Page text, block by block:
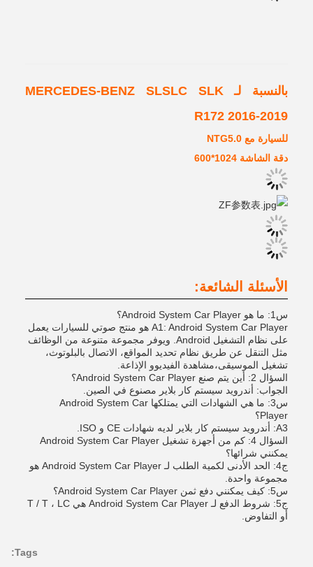
بالنسبة لـ MERCEDES-BENZ SLSLC SLK
R172 2016-2019
للسيارة مع NTG5.0
دقة الشاشة 1024*600
الأسئلة الشائعة:
س1: ما هو Android System Car Player؟
A1: Android System Car Player هو منتج صوتي للسيارات يعمل
على نظام التشغيل Android. ويوفر مجموعة متنوعة من الوظائف
مثل التنقل عن طريق نظام تحديد المواقع، الاتصال بالبلوتوث،
تشغيل الموسيقى،مشاهدة الفيديوو الإذاعة.
السؤال 2: أين يتم صنع Android System Car Player؟
الجواب: أندرويد سيستم كار بلاير مصنوع في الصين.
س3: ما هي الشهادات التي يمتلكها Android System Car
Player؟
A3: أندرويد سيستم كار بلاير لديه شهادات CE و ISO.
السؤال 4: كم من أجهزة تشغيل Android System Car Player
يمكنني شرائها؟
ج4: الحد الأدنى لكمية الطلب لـ Android System Car Player هو
مجموعة واحدة.
س5: كيف يمكنني دفع ثمن Android System Car Player؟
ج5: شروط الدفع لـ Android System Car Player هي T / T ، LC
أو التفاوض.
Tags: